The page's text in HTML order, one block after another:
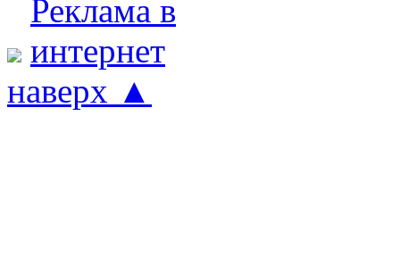
наверх ▲